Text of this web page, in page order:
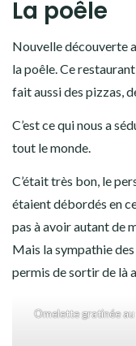
La poêle
Nouvelle découverte
la poêle. Ce
fait aussi des pizzas,
C’est ce qui nous a
tout le monde.
C’était très bon, le
étaient débordés en
pas à avoir autant de
Mais la sympathie
permis de sortir de là
Omelette gratinée